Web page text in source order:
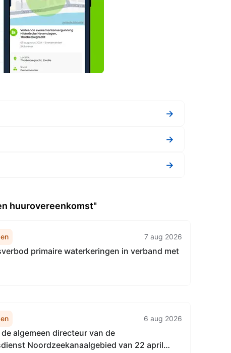
→
→
→
huurovereenkomst"
7 aug 2026
primaire waterkeringen in verband met
6 aug 2026
algemeen directeur van de
Noordzeekanaalgebied van 22 april